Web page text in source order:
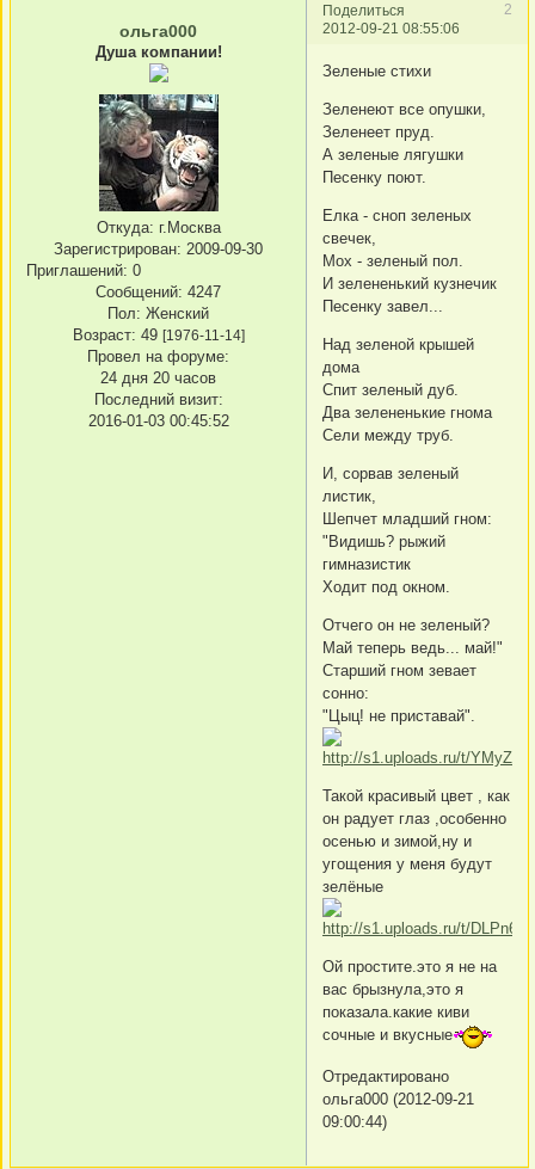
Поделиться
2
2012-09-21 08:55:06
ольга000
Душа компании!
Откуда: г.Москва
Зарегистрирован: 2009-09-30
Приглашений: 0
Сообщений: 4247
Пол: Женский
Возраст: 49 [1976-11-14]
Провел на форуме:
24 дня 20 часов
Последний визит:
2016-01-03 00:45:52
Зеленые стихи
Зеленеют все опушки,
Зеленеет пруд.
А зеленые лягушки
Песенку поют.
Елка - сноп зеленых
свечек,
Мох - зеленый пол.
И зелененький кузнечик
Песенку завел...
Над зеленой крышей
дома
Спит зеленый дуб.
Два зелененькие гнома
Сели между труб.
И, сорвав зеленый
листик,
Шепчет младший гном:
"Видишь? рыжий
гимназистик
Ходит под окном.
Отчего он не зеленый?
Май теперь ведь... май!"
Старший гном зевает
сонно:
"Цыц! не приставай".
Такой красивый цвет , как
он радует глаз ,особенно
осенью и зимой,ну и
угощения у меня будут
зелёные
Ой простите.это я не на
вас брызнула,это я
показала.какие киви
сочные и вкусные
Отредактировано
ольга000 (2012-09-21
09:00:44)